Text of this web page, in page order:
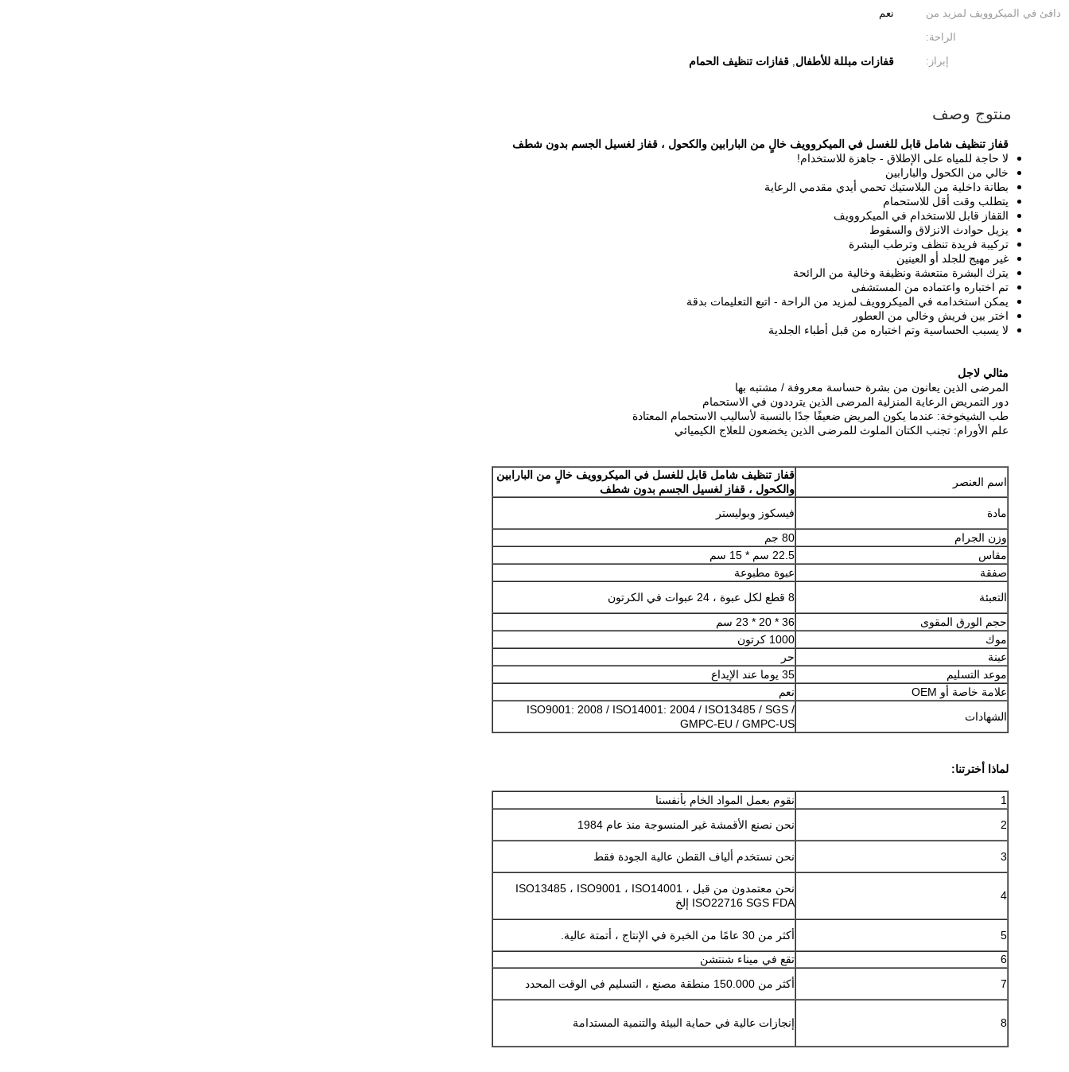
دافئ في الميكروويف لمزيد من
الراحة:
نعم
إبراز: قفازات مبللة للأطفال, قفازات تنظيف الحمام
منتوج وصف
قفاز تنظيف شامل قابل للغسل في الميكروويف خالٍ من البارابين والكحول ، قفاز لغسيل الجسم بدون شطف
لا حاجة للمياه على الإطلاق - جاهزة للاستخدام!
خالي من الكحول والبارابين
بطانة داخلية من البلاستيك تحمي أيدي مقدمي الرعاية
يتطلب وقت أقل للاستحمام
القفاز قابل للاستخدام في الميكروويف
يزيل حوادث الانزلاق والسقوط
تركيبة فريدة تنظف وترطب البشرة
غير مهيج للجلد أو العينين
يترك البشرة منتعشة ونظيفة وخالية من الرائحة
تم اختباره واعتماده من المستشفى
يمكن استخدامه في الميكروويف لمزيد من الراحة - اتبع التعليمات بدقة
اختر بين فريش وخالي من العطور
لا يسبب الحساسية وتم اختباره من قبل أطباء الجلدية
مثالي لاجل
المرضى الذين يعانون من بشرة حساسة معروفة / مشتبه بها
دور التمريض الرعاية المنزلية المرضى الذين يترددون في الاستحمام
طب الشيخوخة: عندما يكون المريض ضعيفًا جدًا بالنسبة لأساليب الاستحمام المعتادة
علم الأورام: تجنب الكتان الملوث للمرضى الذين يخضعون للعلاج الكيميائي
اسم العنصر
قفاز تنظيف شامل قابل للغسل في الميكروويف خالٍ من البارابين
والكحول ، قفاز لغسيل الجسم بدون شطف
مادة
فيسكوز وبوليستر
وزن الجرام
80 جم
مقاس
22.5 سم * 15 سم
صفقة
عبوة مطبوعة
التعبئة
8 قطع لكل عبوة ، 24 عبوات في الكرتون
حجم الورق المقوى
36 * 20 * 23 سم
موك
1000 كرتون
عينة
حر
موعد التسليم
35 يوما عند الإيداع
علامة خاصة أو OEM
نعم
الشهادات
ISO9001: 2008 / ISO14001: 2004 / ISO13485 / SGS /
GMPC-EU / GMPC-US
لماذا أخترتنا:
1
نقوم بعمل المواد الخام بأنفسنا
2
نحن نصنع الأقمشة غير المنسوجة منذ عام 1984
3 نحن نستخدم ألياف القطن عالية الجودة فقط
4
نحن معتمدون من قبل ISO13485 ، ISO9001 ، ISO14001 ،
ISO22716 SGS FDA إلخ
5
أكثر من 30 عامًا من الخبرة في الإنتاج ، أتمتة عالية.
6
تقع في ميناء شنتشن
7
أكثر من 150.000 منطقة مصنع ، التسليم في الوقت المحدد
8 إنجازات عالية في حماية البيئة والتنمية المستدامة